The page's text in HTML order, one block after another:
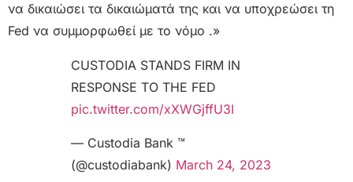
να δικαιώσει τα δικαιώματά της και να υποχρεώσει τη
Fed να συμμορφωθεί με το νόμο .»
CUSTODIA STANDS FIRM IN
RESPONSE TO THE FED
pic.twitter.com/xXWGjffU3I
— Custodia Bank ™
(@custodiabank) March 24, 2023